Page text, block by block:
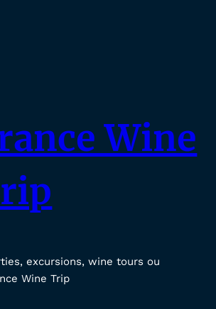
Wine
excursions, wine tours ou
Wine Trip